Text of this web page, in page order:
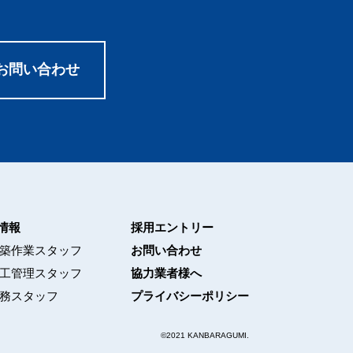
問い合わせ
報
作業スタッフ
管理スタッフ
スタッフ
採用エントリー
お問い合わせ
協力業者様へ
プライバシーポリシー
©2021 KANBARAGUMI.